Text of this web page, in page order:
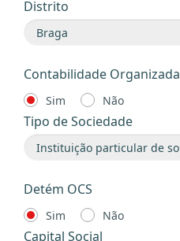
Distrito
Contabilidade Organizada
Sim Não
Tipo de Sociedade
Detém OCS
Sim Não
Capital Social